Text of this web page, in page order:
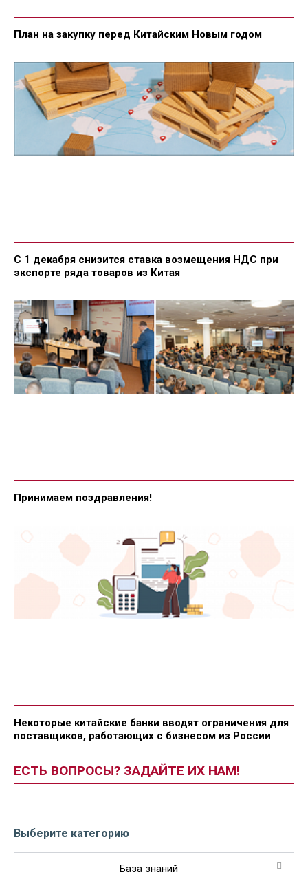
План на закупку перед Китайским Новым годом
С 1 декабря снизится ставка возмещения НДС при
экспорте ряда товаров из Китая
Принимаем поздравления!
Некоторые китайские банки вводят ограничения для
поставщиков, работающих с бизнесом из России
ЕСТЬ ВОПРОСЫ? ЗАДАЙТЕ ИХ НАМ!
Выберите категорию
База знаний